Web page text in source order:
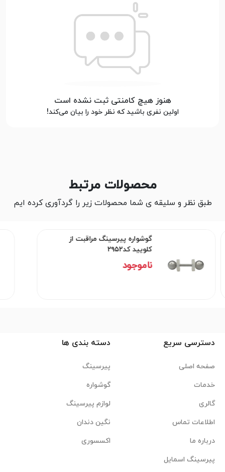
هنوز هیچ کامنتی ثبت نشده است
اولین نفری باشید که نظر خود را بیان می‌کند!
محصولات مرتبط
طبق نظر و سلیقه ی شما محصولات زیر را گردآوری کرده ایم
گوشواره پیرسینگ مراقبت از
کلویید کد۲۹۵۲
ناموجود
دسترسی سریع
صفحه اصلی
خدمات
گالری
اطلاعات تماس
درباره ما
پیرسینگ اسمایل
دسته بندی ها
پیرسینگ
گوشواره
لوازم پیرسینگ
نگین دندان
اکسسوری